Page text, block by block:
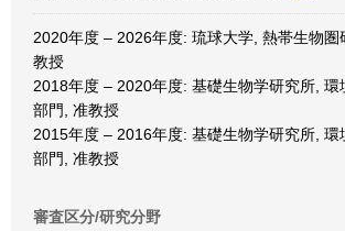
2020年度 – 2026年度: 琉球大学, 熱帯生物圏
教授
2018年度 – 2020年度: 基礎生物学研究所, 環
部門, 准教授
2015年度 – 2016年度: 基礎生物学研究所, 環
部門, 准教授
審査区分/研究分野